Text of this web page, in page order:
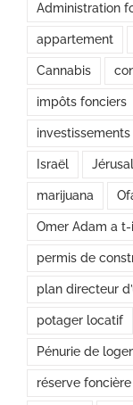
Administration
appartement
Cannabis
impôts fonciers
Israël
marijuana
Omer Adam a
permis de
plan directeur
potager locatif
Pénurie de
réserve foncière